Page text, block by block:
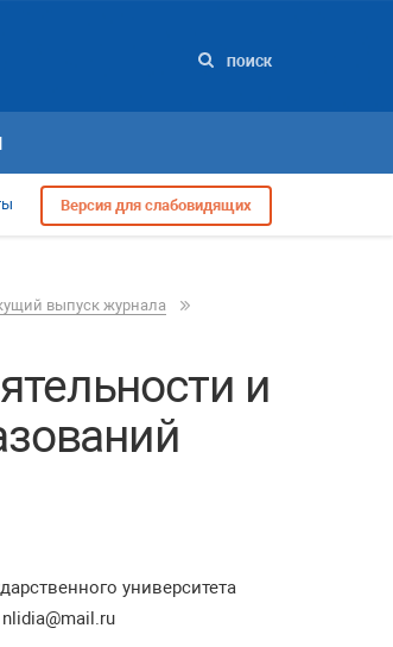
ПОИСК
Версия для слабовидящих
выпуск журнала
и
университета